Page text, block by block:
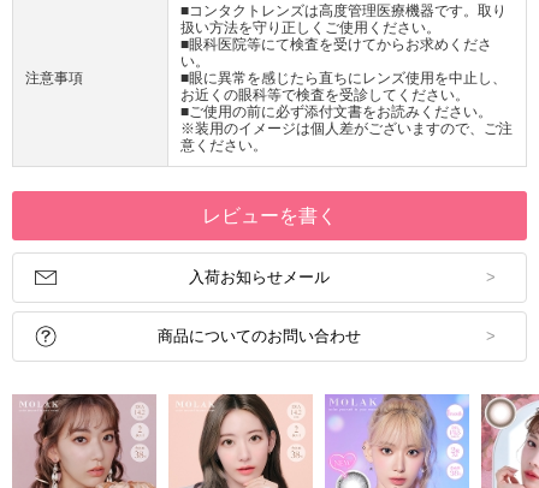
注意事項
■コンタクトレンズは高度管理医療機器です。取り
扱い方法を守り正しくご使用ください。
■眼科医院等にて検査を受けてからお求めくださ
い。
■眼に異常を感じたら直ちにレンズ使用を中止し、
お近くの眼科等で検査を受診してください。
■ご使用の前に必ず添付文書をお読みください。
※装用のイメージは個人差がございますので、ご注
意ください。
レビューを書く
入荷お知らせメール
商品についてのお問い合わせ